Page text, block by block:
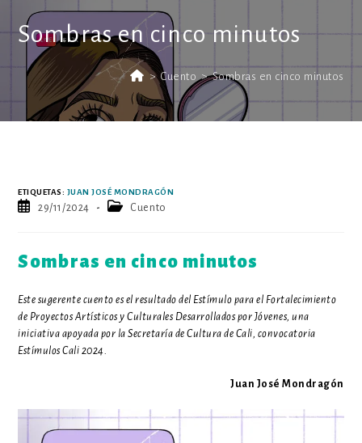
Sombras en cinco minutos
> Cuento > Sombras en cinco minutos
ETIQUETAS: JUAN JOSÉ MONDRAGÓN
Publicación
29/11/2024
Categoría
entrada:
Cuento
Sombras en cinco minutos
Este sugerente cuento es el resultado del Estímulo para el Fortalecimiento
de Proyectos Artísticos y Culturales Desarrollados por Jóvenes, una
iniciativa apoyada por la Secretaría de Cultura de Cali, convocatoria
Estímulos Cali 2024.
Juan José Mondragón